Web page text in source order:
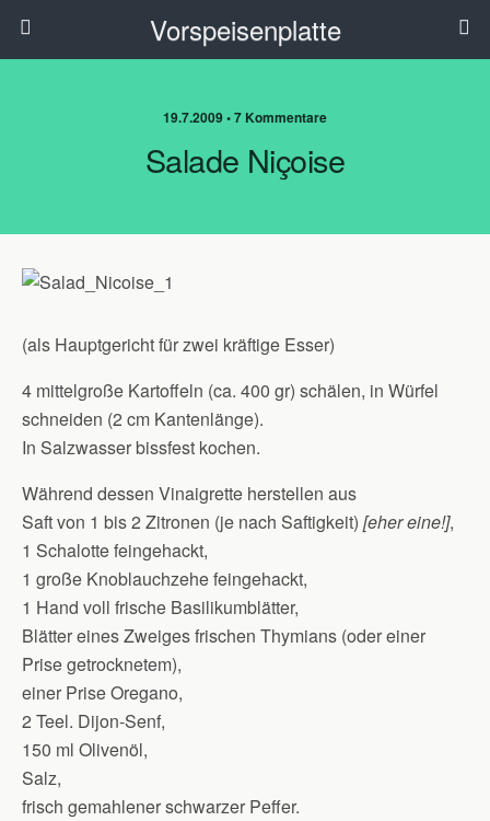
Vorspeisenplatte
19.7.2009 • 7 Kommentare
Salade Niçoise
(als Hauptgericht für zwei kräftige Esser)
4 mittelgroße Kartoffeln (ca. 400 gr) schälen, in Würfel
schneiden (2 cm Kantenlänge).
In Salzwasser bissfest kochen.
Während dessen Vinaigrette herstellen aus
Saft von 1 bis 2 Zitronen (je nach Saftigkeit) [eher eine!],
1 Schalotte feingehackt,
1 große Knoblauchzehe feingehackt,
1 Hand voll frische Basilikumblätter,
Blätter eines Zweiges frischen Thymians (oder einer
Prise getrocknetem),
einer Prise Oregano,
2 Teel. Dijon-Senf,
150 ml Olivenöl,
Salz,
frisch gemahlener schwarzer Peffer.